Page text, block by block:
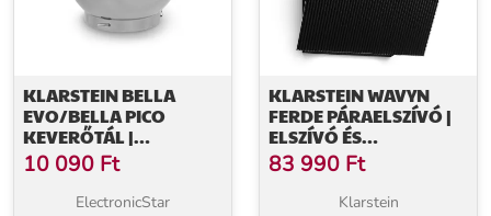
KLARSTEIN BELLA
EVO/BELLA PICO
KEVERŐTÁL |
ROZSDAMENTES ACÉL |
5 LITER | 0,6 KG TÉSZTA |
MOSOGATÓGÉPBEN
10 090 Ft
ElectronicStar
KLARSTEIN WAVYN
FERDE PÁRAELSZÍVÓ |
ELSZÍVÓ ÉS
KERINGTETŐ
ÜZEMMÓD | KIVÁLÓ
MINŐSÉGŰ KIVITEL |
83 990 Ft
Klarstein